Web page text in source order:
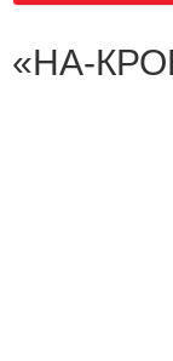
«НА-